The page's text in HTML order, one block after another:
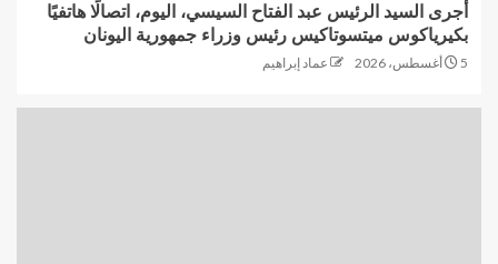
أجرى السيد الرئيس عبد الفتاح السيسي، اليوم، اتصالًا هاتفيًا
بكيرياكوس ميتسوتاكيس رئيس وزراء جمهورية اليونان
5 أغسطس، 2026 عماد إبراهيم